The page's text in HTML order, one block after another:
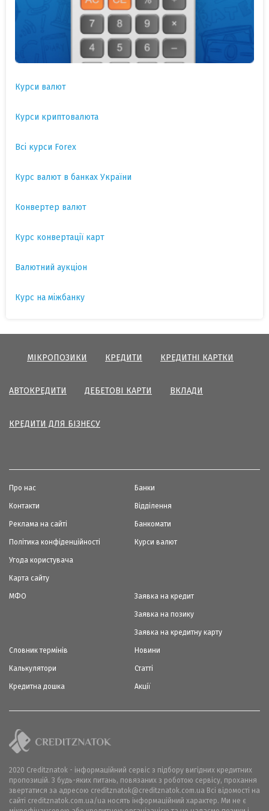
Курси валют
Курси криптовалюта
Всі курси Forex
Курс валют в банках України
Конвертер валют
Курс конвертації карт
Валютний аукціон
Курс на міжбанку
МІКРОПОЗИКИ КРЕДИТИ КРЕДИТНІ КАРТКИ
АВТОКРЕДИТИ ДЕБЕТОВІ КАРТИ ВКЛАДИ
КРЕДИТИ ДЛЯ БІЗНЕСУ
Про нас
Контакти
Реклама на сайті
Політика конфіденційності
Угода користувача
Карта сайту
Банки
Відділення
Банкомати
Курси валют
МФО Заявка на кредит
Заявка на позику
Заявка на кредитну карту
Словник термінів
Калькулятори
Кредитна дошка
Новини
Статті
Акції
2020 Creditznatok - інформаційний сервіс з підбору вигідних кредитних
пропозицій. З будь-яких питань, повязаних з роботою сервісу, прохання
звертатися за адресою creditznatok@creditznatok.com.ua Всі відомості на
сайті creditznatok.com.ua/ua носять інформаційний характер. Ми не є